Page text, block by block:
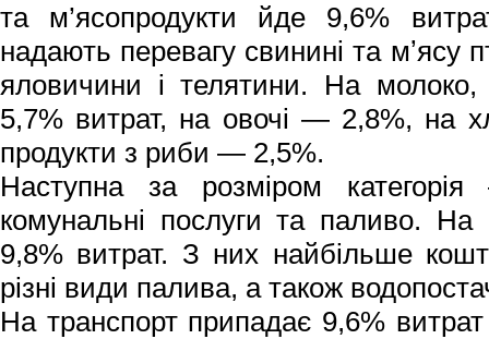
та м’ясопродукти йде 9,6%
надають перевагу свинині та мʼясу
яловичини і телятини. На
5,7% витрат, на овочі — 2,8%, на
продукти з риби — 2,5%.
Наступна за розміром
комунальні послуги та паливо. На
9,8% витрат. З них найбільше
різні види палива, а також
На транспорт припадає 9,6% витрат